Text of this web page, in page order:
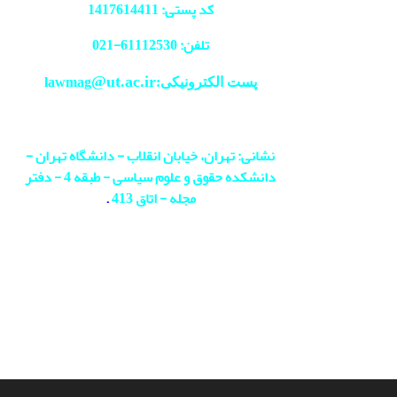
کد پستی: 1417614411
تلفن: 61112530-
021
پست الکترونیکی:lawmag@ut.ac.ir
نشانی: تهران، خیابان انقلاب - دانشگاه تهران -
دانشکده حقوق و علوم سیاسی - طبقه 4 - دفتر
مجله - اتاق 413
.